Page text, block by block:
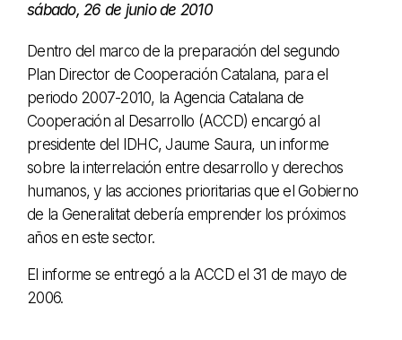
sábado, 26 de junio de 2010
Dentro del marco de la preparación del segundo
Plan Director de Cooperación Catalana, para el
periodo 2007-2010, la Agencia Catalana de
Cooperación al Desarrollo (ACCD) encargó al
presidente del IDHC, Jaume Saura, un informe
sobre la interrelación entre desarrollo y derechos
humanos, y las acciones prioritarias que el Gobierno
de la Generalitat debería emprender los próximos
años en este sector.
El informe se entregó a la ACCD el 31 de mayo de
2006.